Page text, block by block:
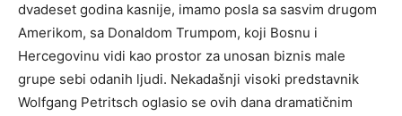
dvadeset godina kasnije, imamo posla sa sasvim drugom
Amerikom, sa Donaldom Trumpom, koji Bosnu i
Hercegovinu vidi kao prostor za unosan biznis male
grupe sebi odanih ljudi. Nekadašnji visoki predstavnik
Wolfgang Petritsch oglasio se ovih dana dramatičnim